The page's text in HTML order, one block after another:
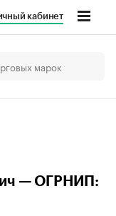
кабинет
— ОГРНИП: